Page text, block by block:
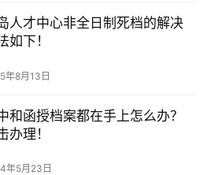
人才中心非全日制死档的解决
如下！
年8月13日
和函授档案都在手上怎么办？
办理！
年5月23日